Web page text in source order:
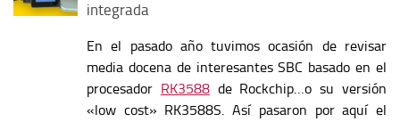
integrada
En el pasado año tuvimos ocasión de revisar
media docena de interesantes SBC basado en el
procesador RK3588de Rockchip…o su versión
«low cost» RK3588S. Así pasaron por aquí el